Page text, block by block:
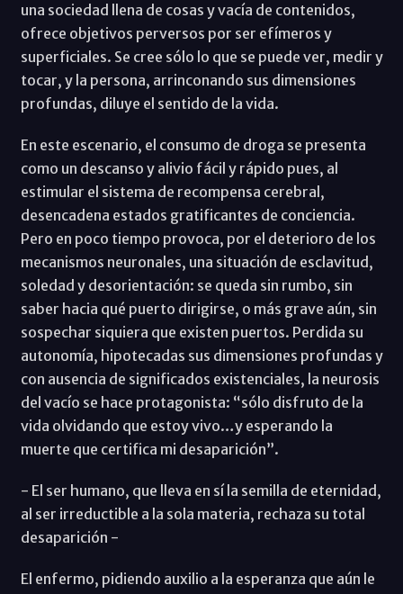
una sociedad llena de cosas y vacía de contenidos,
ofrece objetivos perversos por ser efímeros y
superficiales. Se cree sólo lo que se puede ver, medir y
tocar, y la persona, arrinconando sus dimensiones
profundas, diluye el sentido de la vida.
En este escenario, el consumo de droga se presenta
como un descanso y alivio fácil y rápido pues, al
estimular el sistema de recompensa cerebral,
desencadena estados gratificantes de conciencia.
Pero en poco tiempo provoca, por el deterioro de los
mecanismos neuronales, una situación de esclavitud,
soledad y desorientación: se queda sin rumbo, sin
saber hacia qué puerto dirigirse, o más grave aún, sin
sospechar siquiera que existen puertos. Perdida su
autonomía, hipotecadas sus dimensiones profundas y
con ausencia de significados existenciales, la neurosis
del vacío se hace protagonista: “sólo disfruto de la
vida olvidando que estoy vivo…y esperando la
muerte que certifica mi desaparición”.
- El ser humano, que lleva en sí la semilla de eternidad,
al ser irreductible a la sola materia, rechaza su total
desaparición -
El enfermo, pidiendo auxilio a la esperanza que aún le